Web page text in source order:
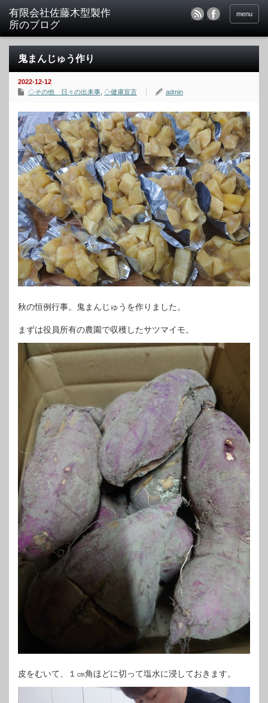
menu
鬼まんじゅう作り
2022-12-12
◇その他 日々の出来事 ◇健康宣言 admin
秋の恒例行事。鬼まんじゅうを作りました。
まずは役員所有の農園で収穫したサツマイモ。
皮をむいて、１㎝角ほどに切って塩水に浸しておきます。